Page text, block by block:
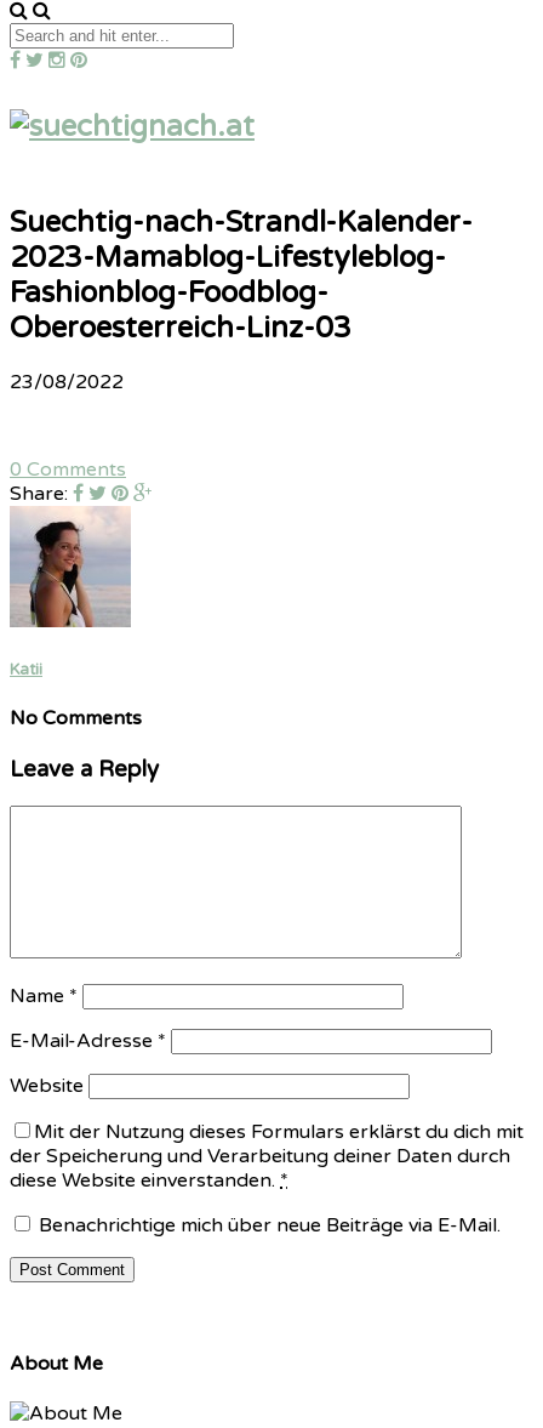
Suechtig-nach-Strandl-Kalender-
2023-Mamablog-Lifestyleblog-
Fashionblog-Foodblog-
Oberoesterreich-Linz-03
23/08/2022
0 Comments
Share:
Katii
No Comments
Leave a Reply
Name *
E-Mail-Adresse *
Website
Mit der Nutzung dieses Formulars erklärst du dich mit
der Speicherung und Verarbeitung deiner Daten durch
diese Website einverstanden. *
Benachrichtige mich über neue Beiträge via E-Mail.
About Me